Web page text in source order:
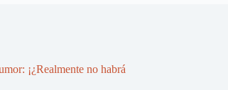
¡¿Realmente no habrá